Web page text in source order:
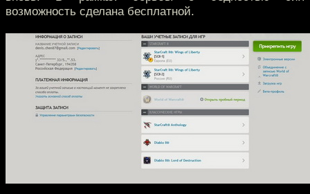
возможность сделана бесплатной.